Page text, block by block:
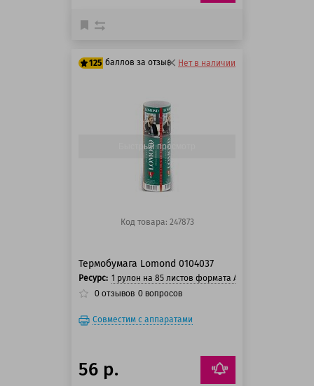
125 баллов за отзыв Нет в наличии
Быстрый просмотр
Код товара: 247873
Термобумага Lomond 0104037
Ресурс: 1 рулон на 85 листов формата A4
0 отзывов 0 вопросов
Совместим с аппаратами
56 р.